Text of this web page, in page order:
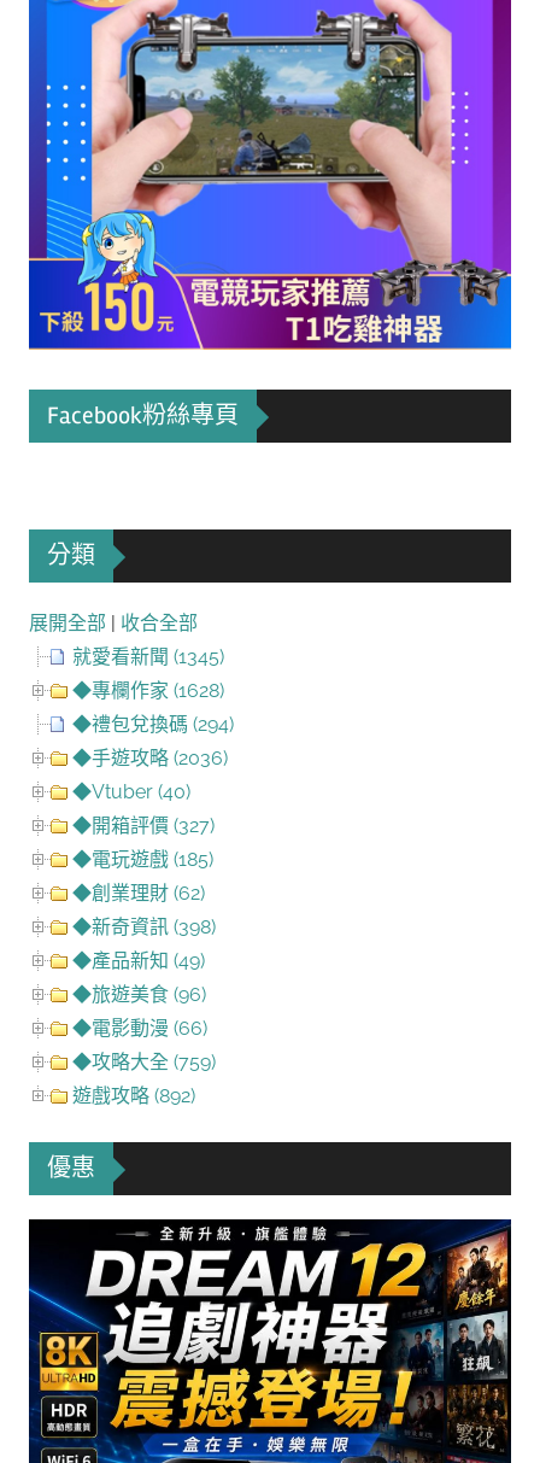
Facebook粉絲專頁
分類
展開全部 | 收合全部
就愛看新聞 (1345)
◆專欄作家 (1628)
◆禮包兌換碼 (294)
◆手遊攻略 (2036)
◆Vtuber (40)
◆開箱評價 (327)
◆電玩遊戲 (185)
◆創業理財 (62)
◆新奇資訊 (398)
◆產品新知 (49)
◆旅遊美食 (96)
◆電影動漫 (66)
◆攻略大全 (759)
遊戲攻略 (892)
優惠